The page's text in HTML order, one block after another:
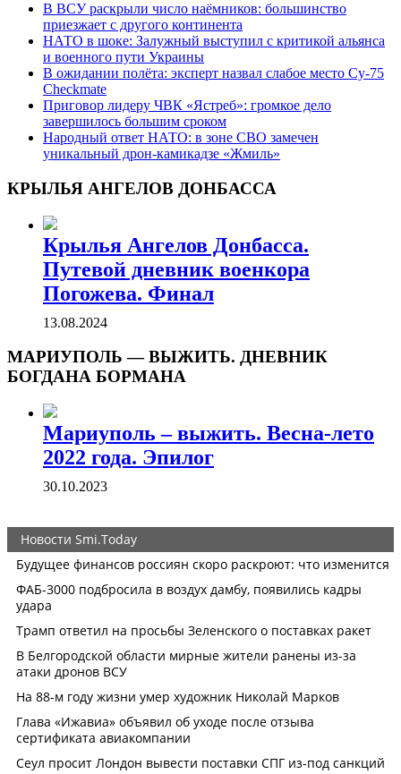
В ВСУ раскрыли число наёмников: большинство
приезжает с другого континента
НАТО в шоке: Залужный выступил с критикой альянса
и военного пути Украины
В ожидании полёта: эксперт назвал слабое место Су-75
Checkmate
Приговор лидеру ЧВК «Ястреб»: громкое дело
завершилось большим сроком
Народный ответ НАТО: в зоне СВО замечен
уникальный дрон-камикадзе «Жмиль»
КРЫЛЬЯ АНГЕЛОВ ДОНБАССА
Крылья Ангелов Донбасса.
Путевой дневник военкора
Погожева. Финал
13.08.2024
МАРИУПОЛЬ — ВЫЖИТЬ. ДНЕВНИК
БОГДАНА БОРМАНА
Мариуполь – выжить. Весна-лето
2022 года. Эпилог
30.10.2023